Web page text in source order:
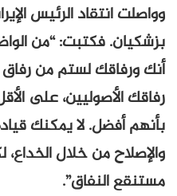
وواصلت انتقاد الرئيس
بزشكيان. فكتبت: “من
أنك ورفاقك لستم من رفاق
رفاقك الأصوليين، على
بأنهم أفضل. لا يمكنك
والإصلاح من خلال
مستنقع النفاق”.